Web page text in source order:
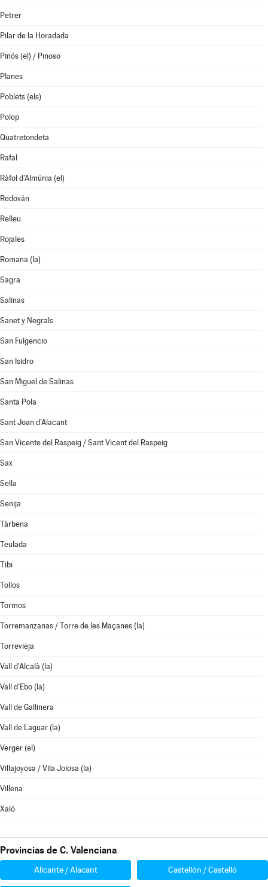
Petrer
Pilar de la Horadada
Pinós (el) / Pinoso
Planes
Poblets (els)
Polop
Quatretondeta
Rafal
Ràfol d'Almúnia (el)
Redován
Relleu
Rojales
Romana (la)
Sagra
Salinas
Sanet y Negrals
San Fulgencio
San Isidro
San Miguel de Salinas
Santa Pola
Sant Joan d'Alacant
San Vicente del Raspeig / Sant Vicent del Raspeig
Sax
Sella
Senija
Tàrbena
Teulada
Tibi
Tollos
Tormos
Torremanzanas / Torre de les Maçanes (la)
Torrevieja
Vall d'Alcalà (la)
Vall d'Ebo (la)
Vall de Gallinera
Vall de Laguar (la)
Verger (el)
Villajoyosa / Vila Joiosa (la)
Villena
Xaló
Provincias de C. Valenciana
Alicante / Alacant Castellón / Castelló